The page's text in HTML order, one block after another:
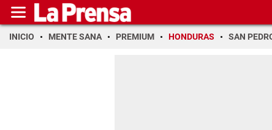
INICIO MENTE SANA PREMIUM HONDURAS SAN